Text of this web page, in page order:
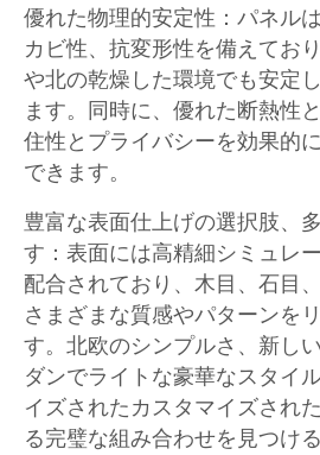
優れた物理的安定性：パネル
カビ性、抗変形性を備えてお
や北の乾燥した環境でも安定
ます。同時に、優れた断熱性
住性とプライバシーを効果的
できます。
豊富な表面仕上げの選択肢、
す：表面には高精細シミュレ
配合されており、木目、石目
さまざまな質感やパターンを
す。北欧のシンプルさ、新し
ダンでライトな豪華なスタイ
イズされたカスタマイズされ
る完璧な組み合わせを見つけ